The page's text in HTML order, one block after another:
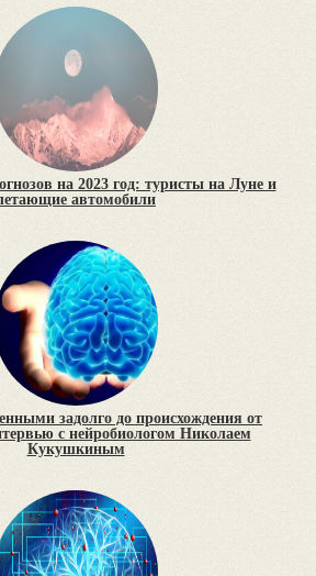
на 2023 год: туристы на Луне и
автомобили
задолго до происхождения от
с нейробиологом Николаем
Кукушкиным